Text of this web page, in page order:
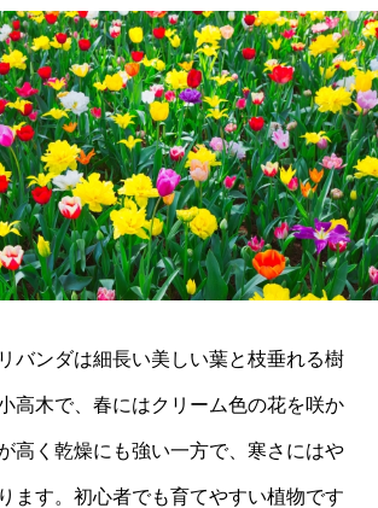
バンダは細長い美しい葉と枝垂れる樹
高木で、春にはクリーム色の花を咲か
高く乾燥にも強い一方で、寒さにはや
ます。初心者でも育てやすい植物です